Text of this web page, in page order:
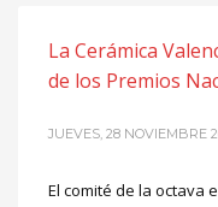
La Cerámica
de los Premios
JUEVES, 28 NOVIEMBRE
El comité de la octava